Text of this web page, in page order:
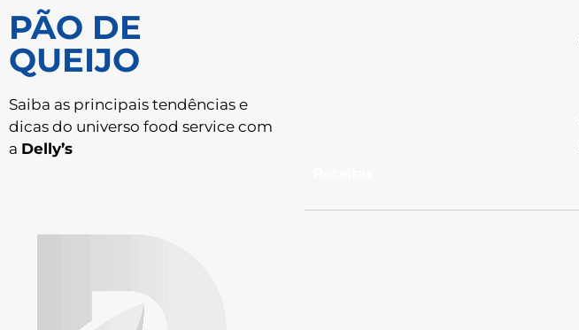
PÃO DE
QUEIJO
Saiba as principais tendências e
dicas do universo food service com
a Delly’s